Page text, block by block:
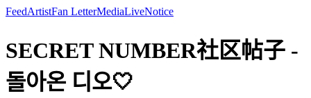
FeedArtistFan LetterMediaLiveNotice
SECRET NUMBER社区帖子 -
돌아온 디오🤍